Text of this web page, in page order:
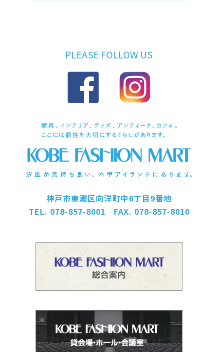
PLEASE FOLLOW US
神戸市東灘区向洋町中6丁目9番地
TEL. 078-857-8001 FAX. 078-857-8010